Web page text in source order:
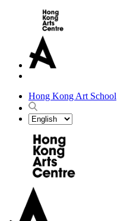
Hong Kong Art School